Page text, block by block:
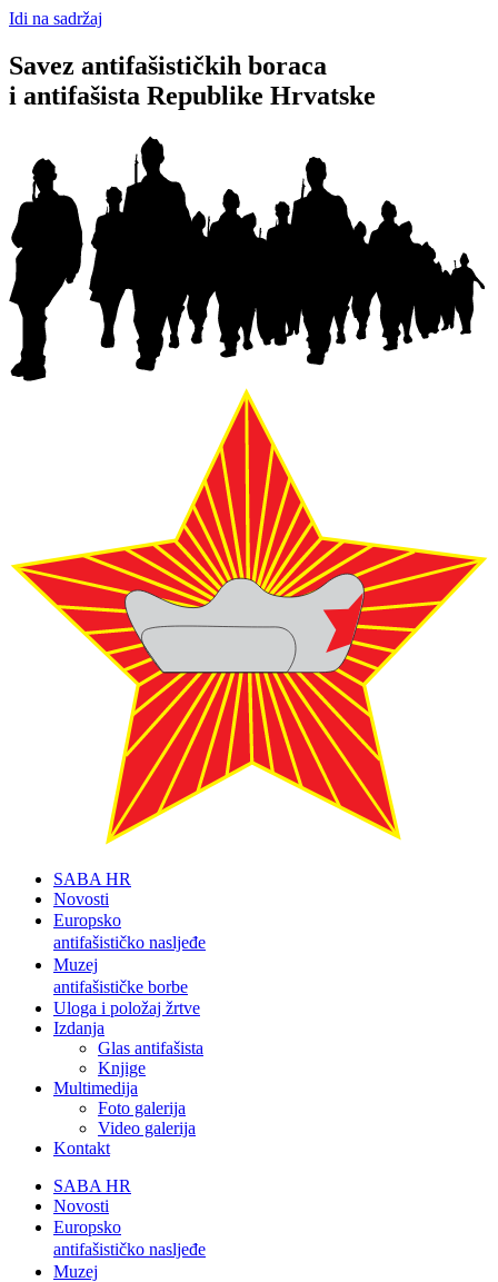
Idi na sadržaj
Savez antifašističkih boraca
i antifašista Republike Hrvatske
SABA HR
Novosti
Europsko
antifašističko nasljeđe
Muzej
antifašističke borbe
Uloga i položaj žrtve
Izdanja
Glas antifašista
Knjige
Multimedija
Foto galerija
Video galerija
Kontakt
SABA HR
Novosti
Europsko
antifašističko nasljeđe
Muzej